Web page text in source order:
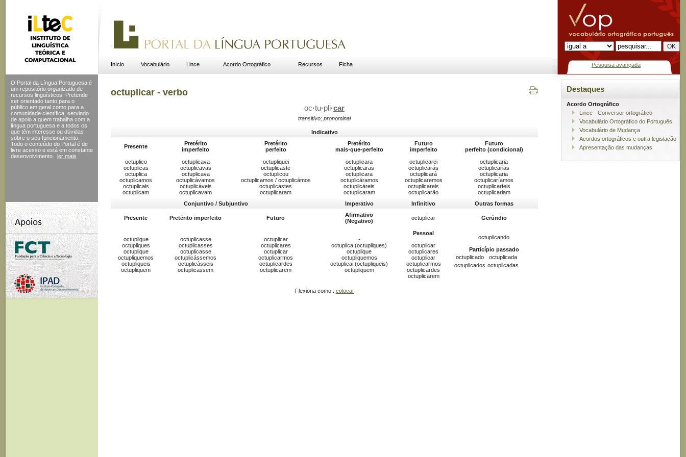
Início Vocabulário Lince Acordo Ortográfico Recursos Ficha Pesquisa avançada
O Portal da Língua Portuguesa é
um repositório organizado de
recursos linguísticos. Pretende
ser orientado tanto para o
público em geral como para a
comunidade científica, servindo
de apoio a quem trabalha com a
língua portuguesa e a todos os
que têm interesse ou dúvidas
sobre o seu funcionamento.
Todo o conteúdo do Portal é de
livre acesso e está em constante
desenvolvimento.
ler mais
octuplicar - verbo
oc·tu·pli·car
transitivo; pronominal
Indicativo
Presente
Pretérito
imperfeito
Pretérito
perfeito
Pretérito
mais-que-perfeito
Futuro
imperfeito
Futuro
perfeito (condicional)
octuplico
octuplicas
octuplica
octuplicamos
octuplicais
octuplicam
octuplicava
octuplicavas
octuplicava
octuplicávamos
octuplicáveis
octuplicavam
octupliquei
octuplicaste
octuplicou
octuplicamos / octuplicámos
octuplicastes
octuplicaram
octuplicara
octuplicaras
octuplicara
octuplicáramos
octuplicáreis
octuplicaram
octuplicarei
octuplicarás
octuplicará
octuplicaremos
octuplicareis
octuplicarão
octuplicaria
octuplicarias
octuplicaria
octuplicaríamos
octuplicaríeis
octuplicariam
Conjuntivo / Subjuntivo
Imperativo Infinitivo Outras formas
Presente Pretérito imperfeito Futuro
Afirmativo
(Negativo)
octuplicar Gerúndio
octuplique
octupliques
octuplique
octupliquemos
octupliqueis
octupliquem
octuplicasse
octuplicasses
octuplicasse
octuplicássemos
octuplicásseis
octuplicassem
octuplicar
octuplicares
octuplicar
octuplicarmos
octuplicardes
octuplicarem
-
octuplica (octupliques)
octuplique
octupliquemos
octuplicai (octupliqueis)
octupliquem
Pessoal
octuplicar
octuplicares
octuplicar
octuplicarmos
octuplicardes
octuplicarem
octuplicando
Particípio passado
octuplicado
octuplicada
octuplicados octuplicadas
Flexiona como : colocar
Destaques
Acordo Ortográfico
Lince - Conversor ortográfico
Vocabulário Ortográfico do Português
Vocabulário de Mudança
Acordos ortográficos e outra legislação
Apresentação das mudanças